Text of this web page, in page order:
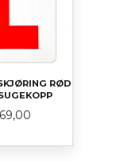
RØD
Pris
69,00